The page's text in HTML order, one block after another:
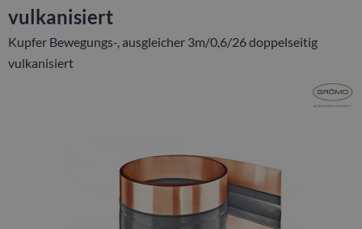
vulkanisiert
Kupfer Bewegungs-, ausgleicher 3m/0,6/26 doppelseitig
vulkanisiert